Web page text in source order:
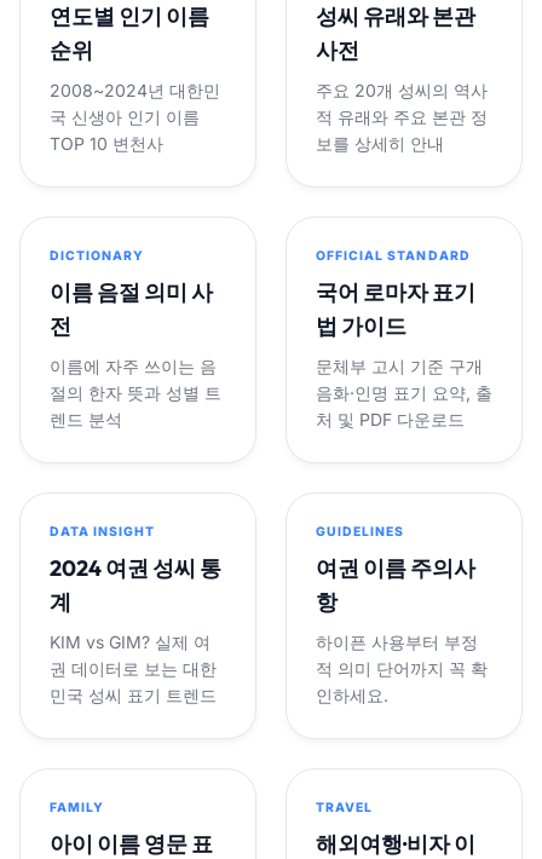
연도별 인기 이름
순위
2008~2024년 대한민
국 신생아 인기 이름
TOP 10 변천사
성씨 유래와 본관
사전
주요 20개 성씨의 역사
적 유래와 주요 본관 정
보를 상세히 안내
DICTIONARY
이름 음절 의미 사
전
이름에 자주 쓰이는 음
절의 한자 뜻과 성별 트
렌드 분석
OFFICIAL STANDARD
국어 로마자 표기
법 가이드
문체부 고시 기준 구개
음화·인명 표기 요약, 출
처 및 PDF 다운로드
DATA INSIGHT
2024 여권 성씨 통
계
KIM vs GIM? 실제 여
권 데이터로 보는 대한
민국 성씨 표기 트렌드
GUIDELINES
여권 이름 주의사
항
하이픈 사용부터 부정
적 의미 단어까지 꼭 확
인하세요.
FAMILY
아이 이름 영문 표
TRAVEL
해외여행·비자 이